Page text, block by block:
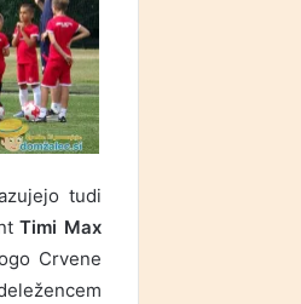
tudi
Timi Max
Crvene